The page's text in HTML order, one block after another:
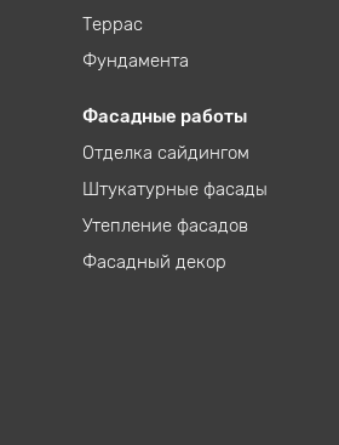
Террас
Фундамента
Фасадные работы
Отделка сайдингом
Штукатурные фасады
Утепление фасадов
Фасадный декор